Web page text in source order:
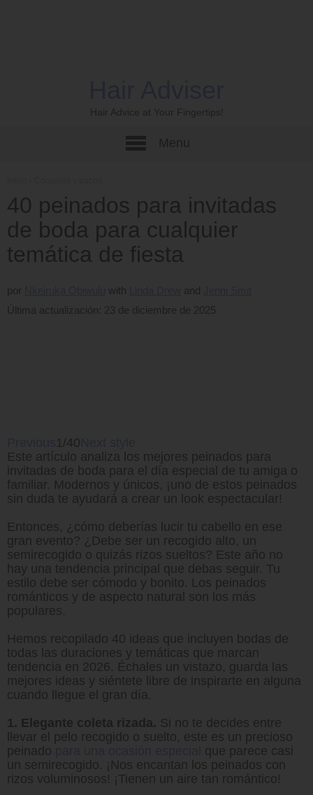
Hair Advice at Your Fingertips!
40 peinados para invitadas
de boda para cualquier
temática de fiesta
por
Última actualización: 23 de diciembre de 2025
1/40
Este artículo analiza los mejores peinados para
invitadas de boda para el día especial de tu amiga o
familiar. Modernos y únicos, ¡uno de estos peinados
sin duda te ayudará a crear un look espectacular!
Entonces, ¿cómo deberías lucir tu cabello en ese
gran evento? ¿Debe ser un recogido alto, un
semirecogido o quizás rizos sueltos? Este año no
hay una tendencia principal que debas seguir. Tu
estilo debe ser cómodo y bonito. Los peinados
románticos y de aspecto natural son los más
populares.
Hemos recopilado 40 ideas que incluyen bodas de
todas las duraciones y temáticas que marcan
tendencia en 2026. Échales un vistazo, guarda las
mejores ideas y siéntete libre de inspirarte en alguna
cuando llegue el gran día.
1. Elegante coleta rizada. Si no te decides entre
llevar el pelo recogido o suelto, este es un precioso
peinado
que parece casi
un semirecogido. ¡Nos encantan los peinados con
rizos voluminosos! ¡Tienen un aire tan romántico!